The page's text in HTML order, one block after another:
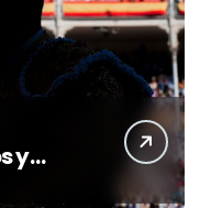
y